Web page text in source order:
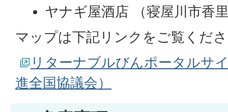
ヤナギ屋酒店 （寝屋川市香
マップは下記リンクをご覧くだ
リターナブルびんポータルサ
進全国協議会）